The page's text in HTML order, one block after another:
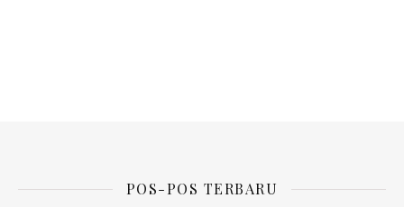
POS-POS TERBARU